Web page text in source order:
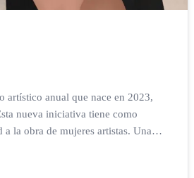
artístico anual que nace en 2023,
nueva iniciativa tiene como
la obra de mujeres artistas. Una
este caso menores de 40 años,